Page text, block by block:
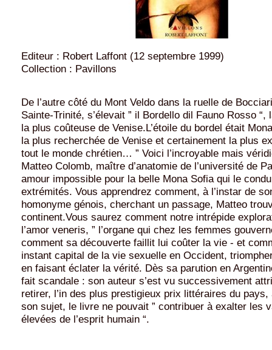
Editeur : Robert Laffont (12 septembre 1999)
Collection : Pavillons
De l’autre côté du Mont Veldo dans la ruelle de
Sainte-Trinité, s’élevait ” il Bordello dil Fauno Rosso “,
la plus coûteuse de Venise.L’étoile du bordel était
la plus recherchée de Venise et certainement la plus
tout le monde chrétien… ” Voici l’incroyable mais
Matteo Colomb, maître d’anatomie de l’université de
amour impossible pour la belle Mona Sofia qui le
extrémités. Vous apprendrez comment, à l’instar de
homonyme génois, cherchant un passage, Matteo
continent.Vous saurez comment notre intrépide
l’amor veneris, ” l’organe qui chez les femmes
comment sa découverte faillit lui coûter la vie - et
instant capital de la vie sexuelle en Occident,
en faisant éclater la vérité. Dès sa parution en
fait scandale : son auteur s’est vu successivement
retirer, l’in des plus prestigieux prix littéraires du
son sujet, le livre ne pouvait ” contribuer à exalter les
élevées de l’esprit humain “.